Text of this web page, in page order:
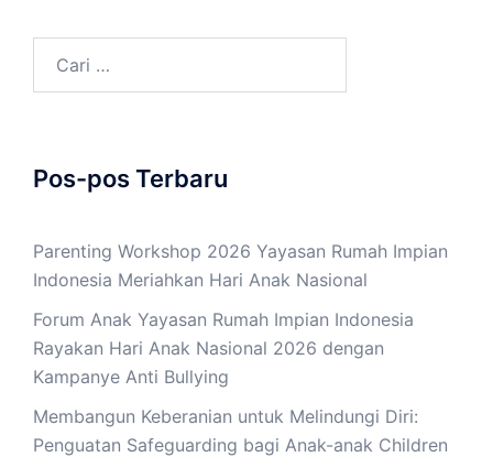
untuk:
Pos-pos Terbaru
Parenting Workshop 2026 Yayasan Rumah Impian
Indonesia Meriahkan Hari Anak Nasional
Forum Anak Yayasan Rumah Impian Indonesia
Rayakan Hari Anak Nasional 2026 dengan
Kampanye Anti Bullying
Membangun Keberanian untuk Melindungi Diri:
Penguatan Safeguarding bagi Anak-anak Children